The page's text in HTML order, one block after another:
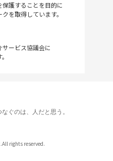
護することを目的に
を取得しています。
ービス協議会に
ぐのは、人だと思う。
rights reserved.